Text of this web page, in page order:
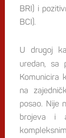
BRI) i
BCI).
U drugoj
uredan, sa
Komunicira
na
posao. Nije
brojeva i